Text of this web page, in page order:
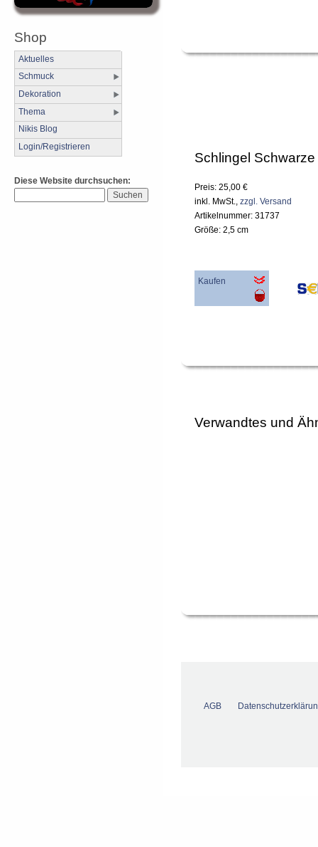
Shop
Aktuelles
Schmuck
Dekoration
Thema
Nikis Blog
Login/Registrieren
Diese Website durchsuchen:
Schlingel
Preis: 25,00 €
inkl. MwSt., zzgl. Versand
Artikelnummer: 31737
Größe: 2,5 cm
Kaufen
Verwandtes und
AGB